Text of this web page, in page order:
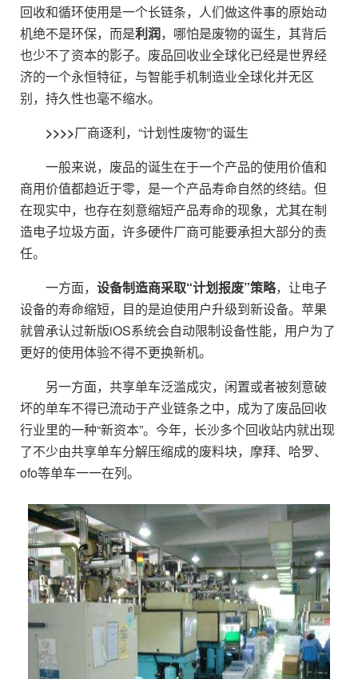
回收和循环使用是一个长链条，人们做这件事的原始动
机绝不是环保，而是利润，哪怕是废物的诞生，其背后
也少不了资本的影子。废品回收业全球化已经是世界经
济的一个永恒特征，与智能手机制造业全球化并无区
别，持久性也毫不缩水。
>>>>厂商逐利，“计划性废物”的诞生
一般来说，废品的诞生在于一个产品的使用价值和
商用价值都趋近于零，是一个产品寿命自然的终结。但
在现实中，也存在刻意缩短产品寿命的现象，尤其在制
造电子垃圾方面，许多硬件厂商可能要承担大部分的责
任。
一方面， 设备制造商采取“计划报废”策略，让电子
设备的寿命缩短，目的是迫使用户升级到新设备。苹果
就曾承认过新版iOS系统会自动限制设备性能，用户为了
更好的使用体验不得不更换新机。
另一方面，共享单车泛滥成灾，闲置或者被刻意破
坏的单车不得已流动于产业链条之中，成为了废品回收
行业里的一种“新资本”。今年，长沙多个回收站内就出现
了不少由共享单车分解压缩成的废料块，摩拜、哈罗、
ofo等单车一一在列。